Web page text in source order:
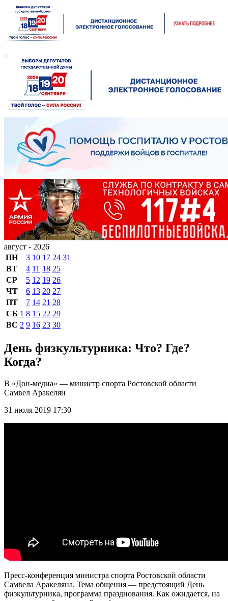
август - 2026
ПН
3 10 17 24 31
ВТ
4 11 18 25
СР
5 12 19 26
ЧТ
6 13 20 27
ПТ
7 14 21 28
СБ 1 8 15 22 29
ВС 2 9 16 23 30
День физкультурника: Что? Где?
Когда?
В «Дон-медиа» — министр спорта Ростовской области
Самвел Аракелян
31 июля 2019 17:30
Пресс-конференция министра спорта Ростовской области
Самвела Аракеляна. Тема общения — предстоящий День
физкультурника, программа празднования. Как ожидается, на